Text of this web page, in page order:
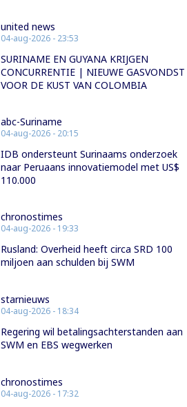
united news
04-aug-2026 - 23:53
SURINAME EN GUYANA KRIJGEN
CONCURRENTIE | NIEUWE GASVONDST
VOOR DE KUST VAN COLOMBIA
abc-Suriname
04-aug-2026 - 20:15
IDB ondersteunt Surinaams onderzoek
naar Peruaans innovatiemodel met US$
110.000
chronostimes
04-aug-2026 - 19:33
Rusland: Overheid heeft circa SRD 100
miljoen aan schulden bij SWM
starnieuws
04-aug-2026 - 18:34
Regering wil betalingsachterstanden aan
SWM en EBS wegwerken
chronostimes
04-aug-2026 - 17:32